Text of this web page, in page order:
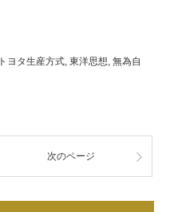
トヨタ生産方式 東洋思想 無為自
次のページ